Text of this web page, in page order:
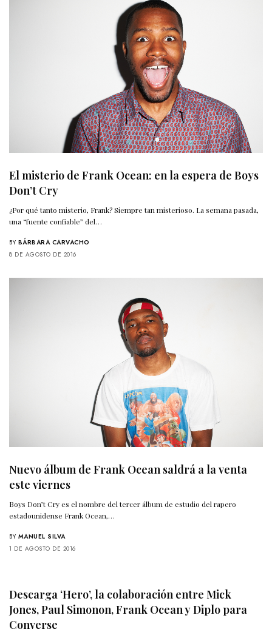
El misterio de Frank Ocean: en la espera de Boys
Don’t Cry
¿Por qué tanto misterio, Frank? Siempre tan misterioso. La semana pasada,
una “fuente confiable” del…
BY BÁRBARA CARVACHO
8 DE AGOSTO DE 2016
Nuevo álbum de Frank Ocean saldrá a la venta
este viernes
Boys Don’t Cry es el nombre del tercer álbum de estudio del rapero
estadounidense Frank Ocean,…
BY MANUEL SILVA
1 DE AGOSTO DE 2016
Descarga ‘Hero’, la colaboración entre Mick
Jones, Paul Simonon, Frank Ocean y Diplo para
Converse